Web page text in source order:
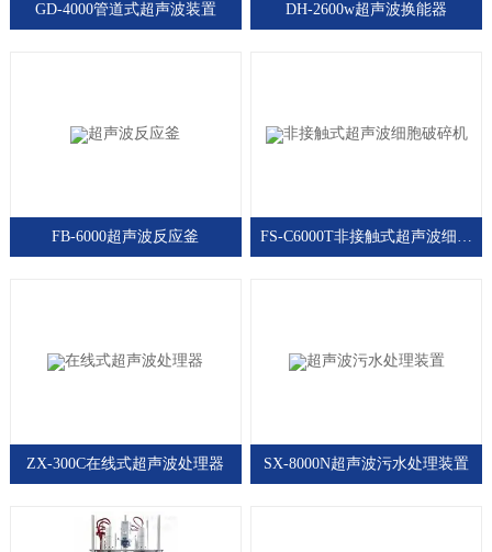
GD-4000管道式超声波装置 DH-2600w超声波换能器
FB-6000超声波反应釜 FS-C6000T非接触式超声波细胞破碎机
ZX-300C在线式超声波处理器 SX-8000N超声波污水处理装置